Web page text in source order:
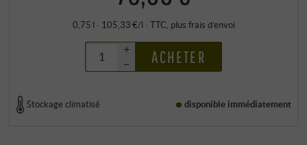
0,75 l · 105,33 €/l · TTC , plus frais d’envoi
+
–
ACHETER
Stockage climatisé disponible immédiatement